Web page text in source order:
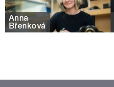
Anna
Břenková